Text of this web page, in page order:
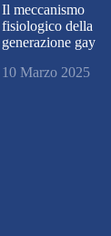
Il meccanismo
fisiologico della
generazione gay
10 Marzo 2025